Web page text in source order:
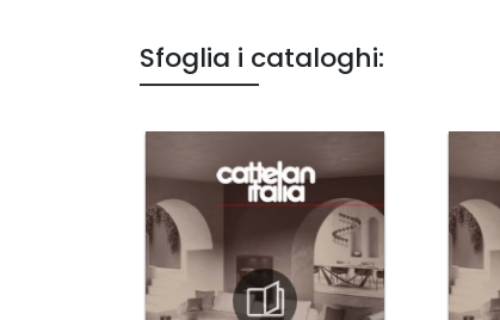
Sfoglia i cataloghi: